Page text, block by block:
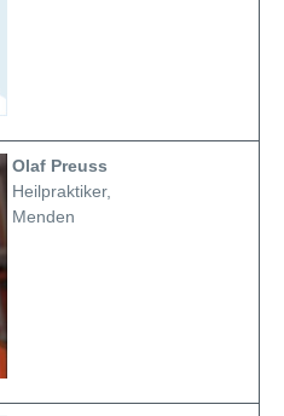
Olaf Preuss
Heilpraktiker,
Menden